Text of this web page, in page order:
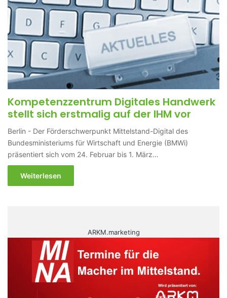
Kompetenzzentrum Digitales Handwerk
stellt sich erstmalig auf der IHM vor
Berlin - Der Förderschwerpunkt Mittelstand-Digital des
Bundesministeriums für Wirtschaft und Energie (BMWi)
präsentiert sich vom 24. Februar bis 1. März…
Weiterlesen
ARKM.marketing